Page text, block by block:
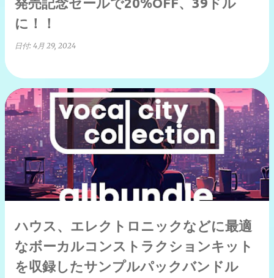
に！！
日付: 4月 29, 2024
ハウス、エレクトロニックなどに最適
なボーカルコンストラクションキット
を収録したサンプルパックバンドル